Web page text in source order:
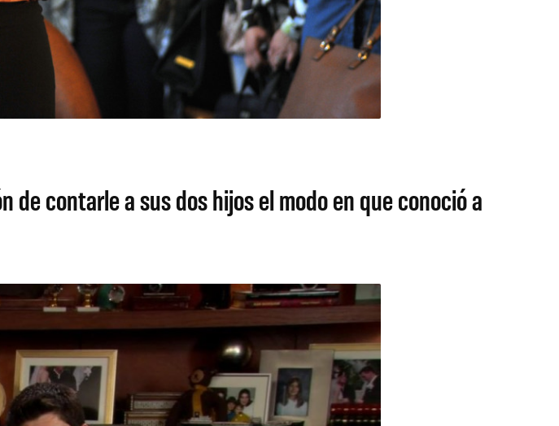
contarle a sus dos hijos el modo en que conoció a